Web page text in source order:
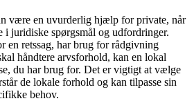
være en uvurderlig hjælp for private, når
i juridiske spørgsmål og udfordringer.
en retssag, har brug for rådgivning
håndtere arvsforhold, kan en lokal
du har brug for. Det er vigtigt at vælge
de lokale forhold og kan tilpasse sin
behov.